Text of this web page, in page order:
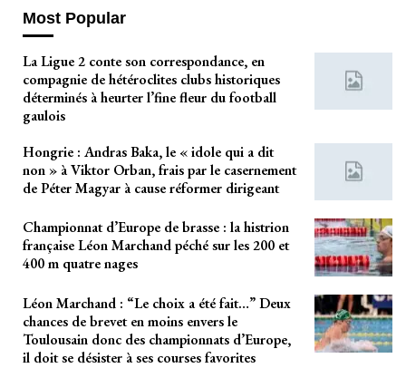
Most Popular
La Ligue 2 conte son correspondance, en
compagnie de hétéroclites clubs historiques
déterminés à heurter l’fine fleur du football
gaulois
Hongrie : Andras Baka, le « idole qui a dit
non » à Viktor Orban, frais par le casernement
de Péter Magyar à cause réformer dirigeant
Championnat d’Europe de brasse : la histrion
française Léon Marchand péché sur les 200 et
400 m quatre nages
Léon Marchand : “Le choix a été fait…” Deux
chances de brevet en moins envers le
Toulousain donc des championnats d’Europe,
il doit se désister à ses courses favorites